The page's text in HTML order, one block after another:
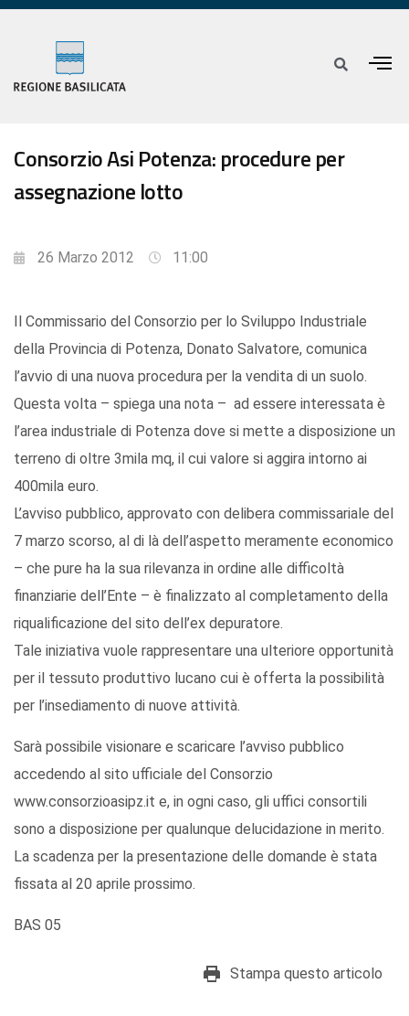
Consorzio Asi Potenza: procedure per
assegnazione lotto
26 Marzo 2012 11:00
Il Commissario del Consorzio per lo Sviluppo Industriale
della Provincia di Potenza, Donato Salvatore, comunica
l’avvio di una nuova procedura per la vendita di un suolo.
Questa volta – spiega una nota – ad essere interessata è
l’area industriale di Potenza dove si mette a disposizione un
terreno di oltre 3mila mq, il cui valore si aggira intorno ai
400mila euro.
L’avviso pubblico, approvato con delibera commissariale del
7 marzo scorso, al di là dell’aspetto meramente economico
– che pure ha la sua rilevanza in ordine alle difficoltà
finanziarie dell’Ente – è finalizzato al completamento della
riqualificazione del sito dell’ex depuratore.
Tale iniziativa vuole rappresentare una ulteriore opportunità
per il tessuto produttivo lucano cui è offerta la possibilità
per l’insediamento di nuove attività.
Sarà possibile visionare e scaricare l’avviso pubblico
accedendo al sito ufficiale del Consorzio
www.consorzioasipz.it e, in ogni caso, gli uffici consortili
sono a disposizione per qualunque delucidazione in merito.
La scadenza per la presentazione delle domande è stata
fissata al 20 aprile prossimo.
BAS 05
Stampa questo articolo